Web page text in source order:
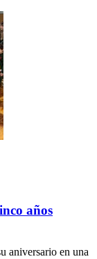
años
aniversario en una